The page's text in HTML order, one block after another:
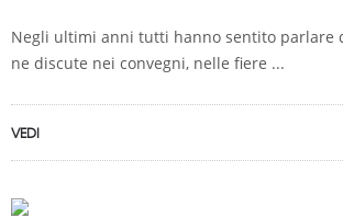
Negli ultimi anni tutti hanno sentito parlare
ne discute nei convegni, nelle fiere ...
VEDI